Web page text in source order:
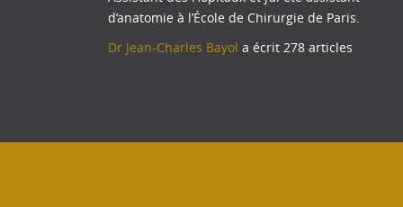
d’anatomie à l’École de Chirurgie de Paris.
Dr Jean-Charles Bayol a écrit 278 articles